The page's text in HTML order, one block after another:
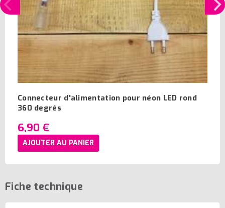
Connecteur d'alimentation pour néon LED rond
360 degrés
6,90 €
AJOUTER AU PANIER
Fiche technique